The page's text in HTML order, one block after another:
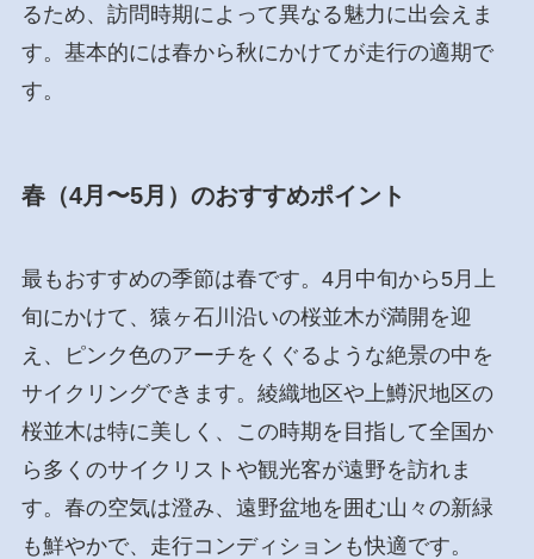
るため、訪問時期によって異なる魅力に出会えま
す。基本的には春から秋にかけてが走行の適期で
す。
春（4月〜5月）のおすすめポイント
最もおすすめの季節は春です。4月中旬から5月上
旬にかけて、猿ヶ石川沿いの桜並木が満開を迎
え、ピンク色のアーチをくぐるような絶景の中を
サイクリングできます。綾織地区や上鱒沢地区の
桜並木は特に美しく、この時期を目指して全国か
ら多くのサイクリストや観光客が遠野を訪れま
す。春の空気は澄み、遠野盆地を囲む山々の新緑
も鮮やかで、走行コンディションも快適です。